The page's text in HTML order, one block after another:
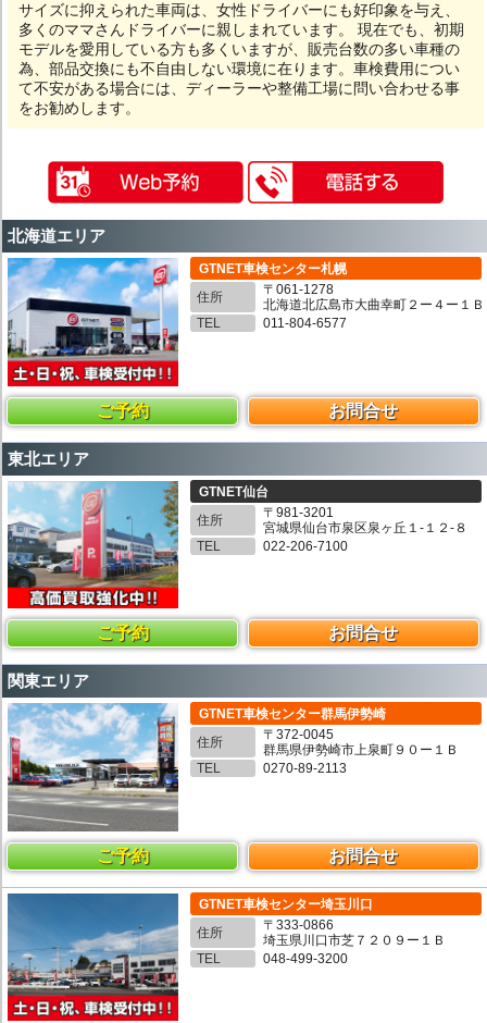
サイズに抑えられた車両は、女性ドライバーにも好印象を与え、
多くのママさんドライバーに親しまれています。 現在でも、初期
モデルを愛用している方も多くいますが、販売台数の多い車種の
為、部品交換にも不自由しない環境に在ります。車検費用につい
て不安がある場合には、ディーラーや整備工場に問い合わせる事
をお勧めします。
北海道エリア
GTNET車検センター札幌
住所
〒061-1278
北海道北広島市大曲幸町２ー４ー１Ｂ
TEL
011-804-6577
ご予約 お問合せ
東北エリア
GTNET仙台
住所
〒981-3201
宮城県仙台市泉区泉ヶ丘１-１２-８
TEL
022-206-7100
ご予約 お問合せ
関東エリア
GTNET車検センター群馬伊勢崎
住所
〒372-0045
群馬県伊勢崎市上泉町９０ー１Ｂ
TEL
0270-89-2113
ご予約 お問合せ
GTNET車検センター埼玉川口
住所
〒333-0866
埼玉県川口市芝７２０９ー１Ｂ
TEL
048-499-3200